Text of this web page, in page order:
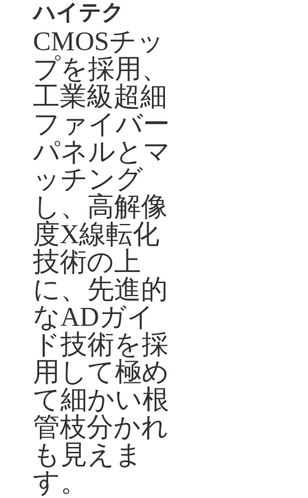
ハイテク
CMOSチッ
プを採用、
工業級超細
ファイバー
パネルとマ
ッチング
し、高解像
度X線転化
技術の上
に、先進的
なADガイ
ド技術を採
用して極め
て細かい根
管枝分かれ
も見えま
す。